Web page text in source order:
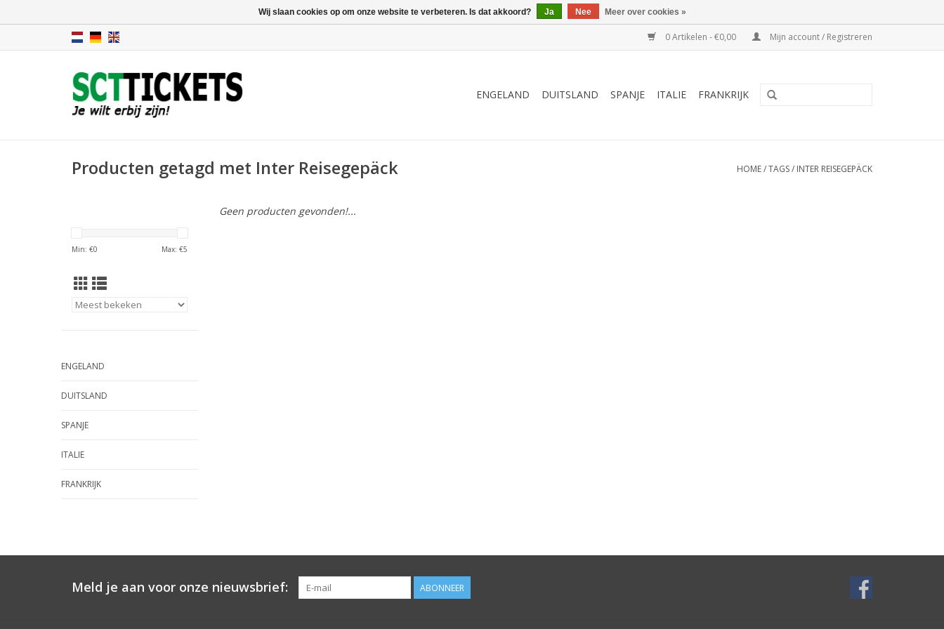
0 Artikelen - €0,00 Mijn account / Registreren
ENGELAND DUITSLAND SPANJE ITALIE FRANKRIJK
Producten getagd met Inter Reisegepäck HOME/TAGS/ INTER REISEGEPÄCK
Min: €0 Max: €5
ENGELAND
DUITSLAND
SPANJE
ITALIE
FRANKRIJK
Geen producten gevonden!...
Meld je aan voor onze nieuwsbrief: ABONNEER
Wij slaan cookies op om onze website te verbeteren. Is dat akkoord? Ja Nee Meer over cookies »